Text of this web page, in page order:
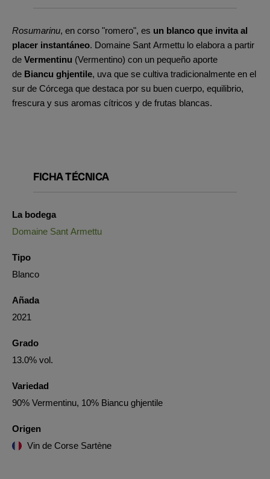
Rosumarinu, en corso "romero", es un blanco que invita al
placer instantáneo. Domaine Sant Armettu lo elabora a partir
de Vermentinu (Vermentino) con un pequeño aporte
de Biancu ghjentile, uva que se cultiva tradicionalmente en el
sur de Córcega que destaca por su buen cuerpo, equilibrio,
frescura y sus aromas cítricos y de frutas blancas.
FICHA TÉCNICA
La bodega
Domaine Sant Armettu
Tipo
Blanco
Añada
2021
Grado
13.0% vol.
Variedad
90% Vermentinu, 10% Biancu ghjentile
Origen
Vin de Corse Sartène